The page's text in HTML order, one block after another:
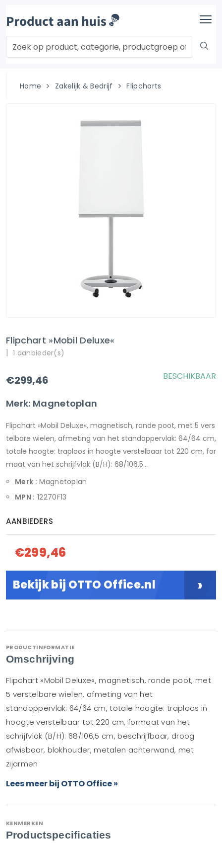
Home Zakelijk & Bedrijf Flipcharts
Flipchart »Mobil Deluxe«
| 1 aanbieder(s)
€299,46
Merk: Magnetoplan
BESCHIKBAAR
Flipchart »Mobil Deluxe«, magnetisch, ronde poot, met 5 vers
telbare wielen, afmeting van het standoppervlak: 64/64 cm,
totale hoogte: traploos in hoogte verstelbaar tot 220 cm, for
maat van het schrijfvlak (B/H): 68/106,5...
Merk : Magnetoplan
MPN : 12270F13
AANBIEDERS
€299,46
Bekijk bij OTTO Office.nl ›
PRODUCTINFORMATIE
Omschrijving
Flipchart »Mobil Deluxe«, magnetisch, ronde poot, met
5 verstelbare wielen, afmeting van het
standoppervlak: 64/64 cm, totale hoogte: traploos in
hoogte verstelbaar tot 220 cm, formaat van het
schrijfvlak (B/H): 68/106,5 cm, beschrijfbaar, droog
afwisbaar, blokhouder, metalen achterwand, met
zijarmen
Lees meer bij OTTO Office »
KENMERKEN
Productspecificaties